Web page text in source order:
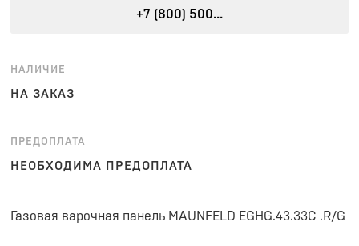
+7 (800) 500...
НАЛИЧИЕ
НА ЗАКАЗ
ПРЕДОПЛАТА
НЕОБХОДИМА ПРЕДОПЛАТА
Газовая варочная панель MAUNFELD EGHG.43.33C .R/G